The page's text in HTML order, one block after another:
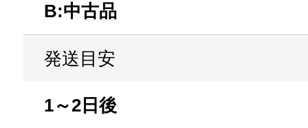
B:中古品
発送目安
1～2日後